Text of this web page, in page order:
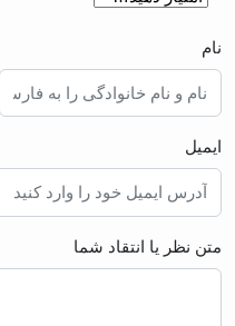
متن نظر یا انتقاد شما
نام
ایمیل